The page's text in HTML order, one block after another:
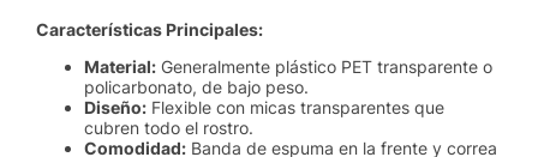
Características Principales:
Material: Generalmente plástico PET transparente o
policarbonato, de bajo peso.
Diseño: Flexible con micas transparentes que
cubren todo el rostro.
Comodidad: Banda de espuma en la frente y correa